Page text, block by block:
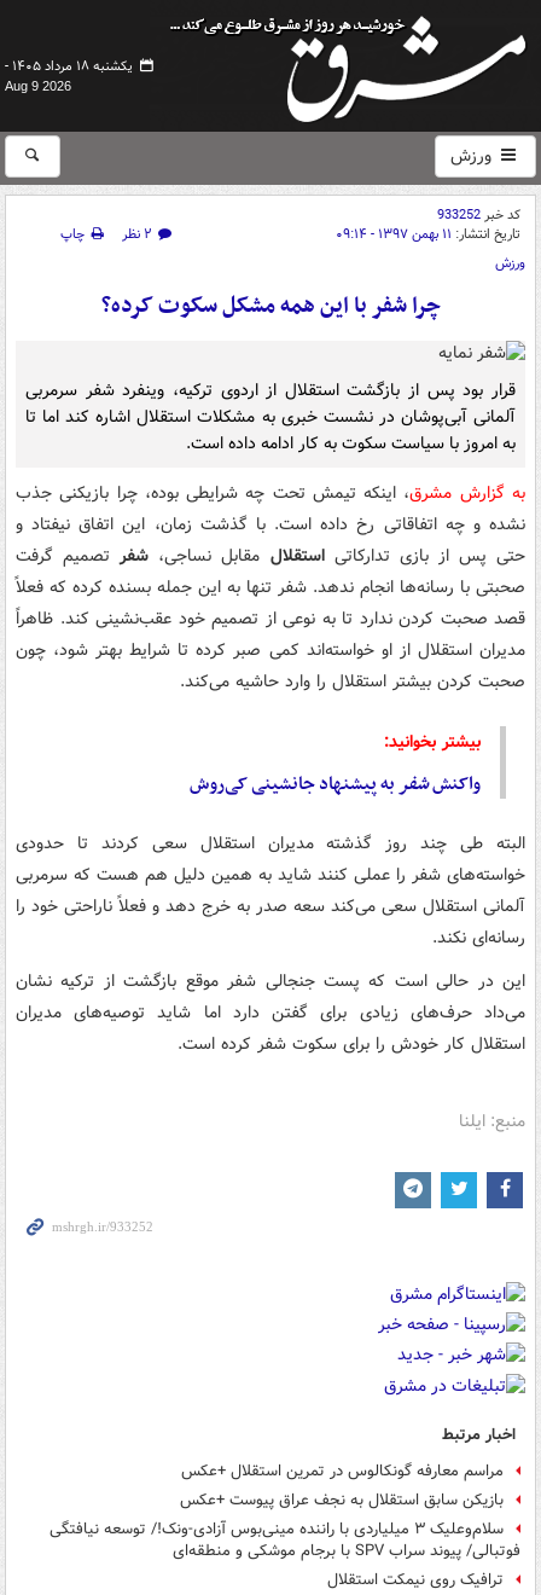
یکشنبه ۱۸ مرداد ۱۴۰۵ -
Aug 9 2026
ورزش
کد خبر933252
تاریخ انتشار: ۱۱ بهمن ۱۳۹۷ - ۰۹:۱۴ ۲ نظر
چاپ
ورزش
چرا شفر با این همه مشکل سکوت کرده؟
قرار بود پس از بازگشت استقلال از اردوی ترکیه، وینفرد شفر سرمربی
آلمانی آبی‌پوشان در نشست خبری به مشکلات استقلال اشاره کند اما تا
به امروز با سیاست سکوت به کار ادامه داده است.
به گزارش مشرق، اینکه تیمش تحت چه شرایطی بوده، چرا بازیکنی جذب
نشده و چه اتفاقاتی رخ داده است. با گذشت زمان، این اتفاق نیفتاد و
حتی پس از بازی تدارکاتی استقلال مقابل نساجی، شفرتصمیم گرفت
صحبتی با رسانه‌ها انجام ندهد. شفر تنها به این جمله بسنده کرده که فعلاً
قصد صحبت کردن ندارد تا به نوعی از تصمیم خود عقب‌نشینی کند. ظاهراً
مدیران استقلال از او خواسته‌اند کمی صبر کرده تا شرایط بهتر شود، چون
صحبت کردن بیشتر استقلال را وارد حاشیه می‌کند.
بیشتر بخوانید:
واکنششفر به پیشنهاد جانشینی کی‌روش
البته طی چند روز گذشته مدیران استقلال سعی کردند تا حدودی
خواسته‌های شفر را عملی کنند شاید به همین دلیل هم هست که سرمربی
آلمانی استقلال سعی می‌کند سعه صدر به خرج دهد و فعلاً ناراحتی خود را
رسانه‌ای نکند.
این در حالی است که پست جنجالی شفر موقع بازگشت از ترکیه نشان
می‌داد حرف‌های زیادی برای گفتن دارد اما شاید توصیه‌های مدیران
استقلال کار خودش را برای سکوت شفر کرده است.
منبع: ایلنا
اخبار مرتبط
مراسم معارفه گونکالوس در تمرین استقلال +عکس
بازیکن سابق استقلال به نجف عراق پیوست +عکس
سلام‌وعلیک ۳ میلیاردی با راننده مینی‌بوس آزادی-ونک!/ توسعه نیافتگی
فوتبالی/ پیوند سراب SPV با برجام موشکی و منطقه‌ای
ترافیک روی نیمکت استقلال